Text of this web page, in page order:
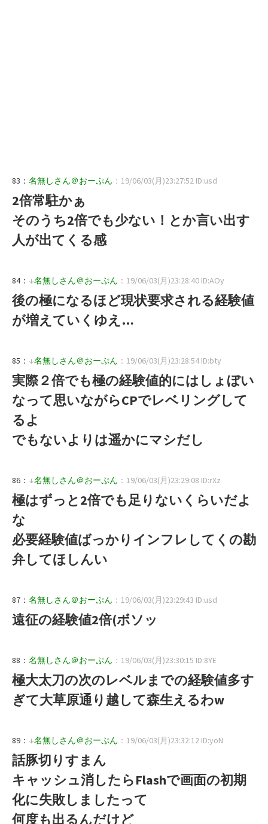
83： 名無しさん＠おーぷん ：19/06/03(月)23:27:52 ID:usd
2倍常駐かぁ
そのうち2倍でも少ない！とか言い出す
人が出てくる感
84： ↓名無しさん＠おーぷん ：19/06/03(月)23:28:40 ID:AOy
後の極になるほど現状要求される経験値
が増えていくゆえ…
85： ↓名無しさん＠おーぷん ：19/06/03(月)23:28:54 ID:bty
実際２倍でも極の経験値的にはしょぼい
なって思いながらCPでレベリングして
るよ
でもないよりは遥かにマシだし
86： ↓名無しさん＠おーぷん ：19/06/03(月)23:29:08 ID:rXz
極はずっと2倍でも足りないくらいだよ
な
必要経験値ばっかりインフレしてくの勘
弁してほしんい
87： 名無しさん＠おーぷん ：19/06/03(月)23:29:43 ID:usd
遠征の経験値2倍(ボソッ
88： 名無しさん＠おーぷん ：19/06/03(月)23:30:15 ID:8YE
極大太刀の次のレベルまでの経験値多す
ぎて大草原通り越して森生えるわw
89： ↓名無しさん＠おーぷん ：19/06/03(月)23:32:12 ID:yoN
話豚切りすまん
キャッシュ消したらFlashで画面の初期
化に失敗しましたって
何度も出るんだけど